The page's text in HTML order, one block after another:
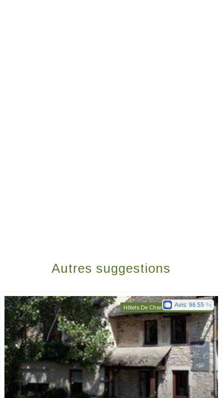
Autres suggestions
Hôtels De Charme & De Caractère
Avis: 96.55